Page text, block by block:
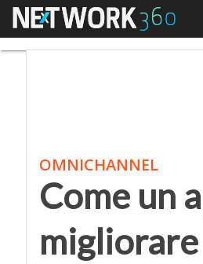
Menu
OMNICHANNEL
Come un